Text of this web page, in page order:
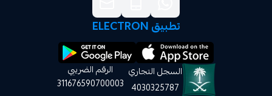
السجل التجاري
4030325787
الرقم الضريبي
311676590700003